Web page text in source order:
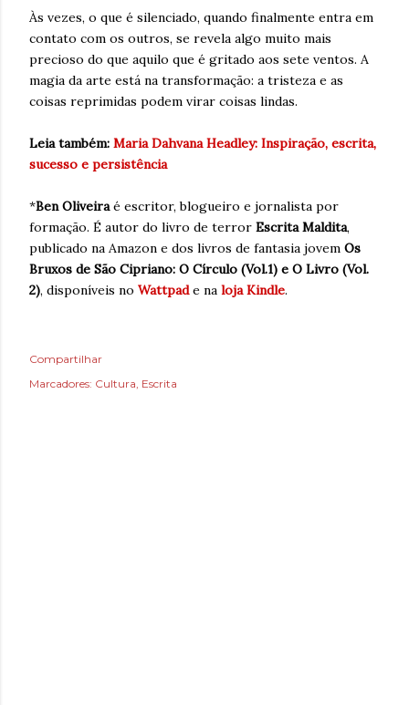
Às vezes, o que é silenciado, quando finalmente entra em
contato com os outros, se revela algo muito mais
precioso do que aquilo que é gritado aos sete ventos. A
magia da arte está na transformação: a tristeza e as
coisas reprimidas podem virar coisas lindas.
Leia também: Maria Dahvana Headley: Inspiração, escrita,
sucesso e persistência
*Ben Oliveiraé escritor, blogueiro e jornalista por
formação. É autor do livro de terror Escrita Maldita,
publicado na Amazon e dos livros de fantasia jovem Os
Bruxos de São Cipriano: O Círculo (Vol.1) e O Livro (Vol.
2), disponíveis no Wattpade na loja Kindle.
Compartilhar
Marcadores: Cultura Escrita